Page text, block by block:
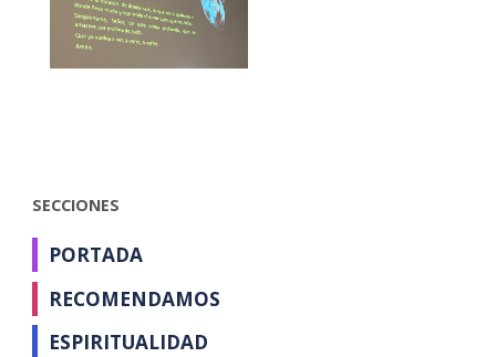
SECCIONES
PORTADA
RECOMENDAMOS
ESPIRITUALIDAD